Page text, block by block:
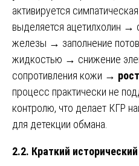
активируется
выделяется ацетилхолин →
железы → заполнение
жидкостью → снижение
сопротивления кожи →
процесс практически не
контролю, что делает КГР
для детекции обмана.
2.2. Краткий